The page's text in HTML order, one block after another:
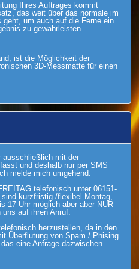
ausschließlich mit der
und deshalb nur per SMS
melde mich umgehend.
telefonisch unter 06151-
kurzfristig /flexibel Montag,
17 Uhr möglich aber aber NUR
auf ihren Anruf.
herzustellen, da in den
Überflutung von Spam / Phising
eine Anfrage dazwischen
Ihres Auftrages kommt
das weit über das normale im
um auch auf die Ferne ein
zu gewährleisten.
ist die Möglichkeit der
3D-Messmatte für einen